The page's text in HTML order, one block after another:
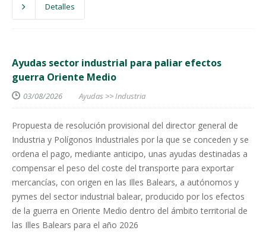
Detalles
Ayudas sector industrial para paliar efectos
guerra Oriente Medio
03/08/2026 Ayudas >>Industria
Propuesta de resolución provisional del director general de
Industria y Polígonos Industriales por la que se conceden y se
ordena el pago, mediante anticipo, unas ayudas destinadas a
compensar el peso del coste del transporte para exportar
mercancías, con origen en las Illes Balears, a autónomos y
pymes del sector industrial balear, producido por los efectos
de la guerra en Oriente Medio dentro del ámbito territorial de
las Illes Balears para el año 2026